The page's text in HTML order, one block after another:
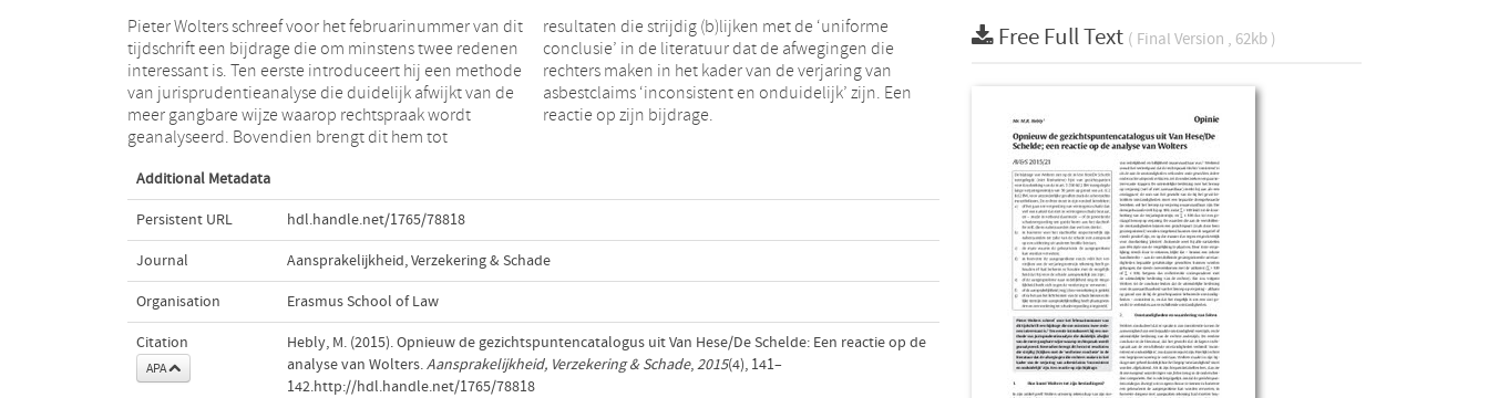
Pieter Wolters schreef voor het februarinummer van dit
tijdschrift een bijdrage die om minstens twee redenen
interessant is. Ten eerste introduceert hij een methode
van jurisprudentieanalyse die duidelijk afwijkt van de
meer gangbare wijze waarop rechtspraak wordt
geanalyseerd. Bovendien brengt dit hem tot
resultaten die strijdig (b)lijken met de ‘uniforme
conclusie’ in de literatuur dat de afwegingen die
rechters maken in het kader van de verjaring van
asbestclaims ‘inconsistent en onduidelijk’ zijn. Een
reactie op zijn bijdrage.
Additional Metadata
Persistent URL hdl.handle.net/1765/78818
Journal Aansprakelijkheid, Verzekering & Schade
Organisation Erasmus School of Law
Citation
APA
Hebly, M. (2015). Opnieuw de gezichtspuntencatalogus uit Van Hese/De Schelde: Een reactie op de
analyse van Wolters.Aansprakelijkheid, Verzekering & Schade,2015(4), 141–
142.http://hdl.handle.net/1765/78818
Free Full Text ( Final Version , 62kb )